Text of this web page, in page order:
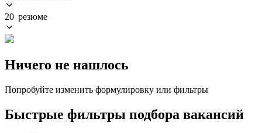
20 резюме
Ничего не нашлось
Попробуйте изменить формулировку или фильтры
Быстрые фильтры подбора вакансий